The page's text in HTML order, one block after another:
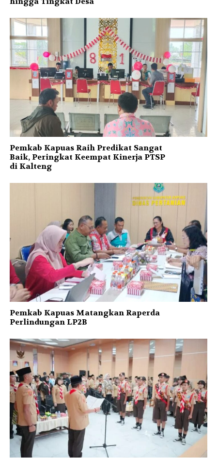
Pemkab Kapuas Raih Predikat Sangat
Baik, Peringkat Keempat Kinerja PTSP
di Kalteng
Pemkab Kapuas Matangkan Raperda
Perlindungan LP2B